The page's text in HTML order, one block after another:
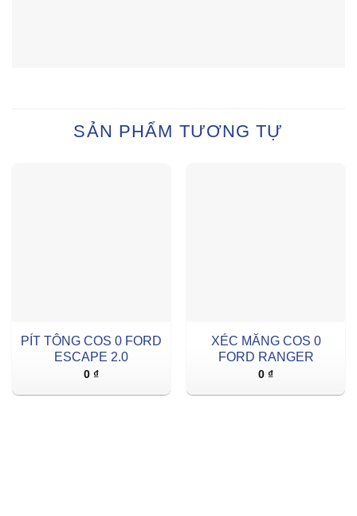
SẢN PHẨM TƯƠNG TỰ
PÍT TÔNG COS 0 FORD
ESCAPE 2.0
0 ₫
XÉC MĂNG COS 0
FORD RANGER
0 ₫